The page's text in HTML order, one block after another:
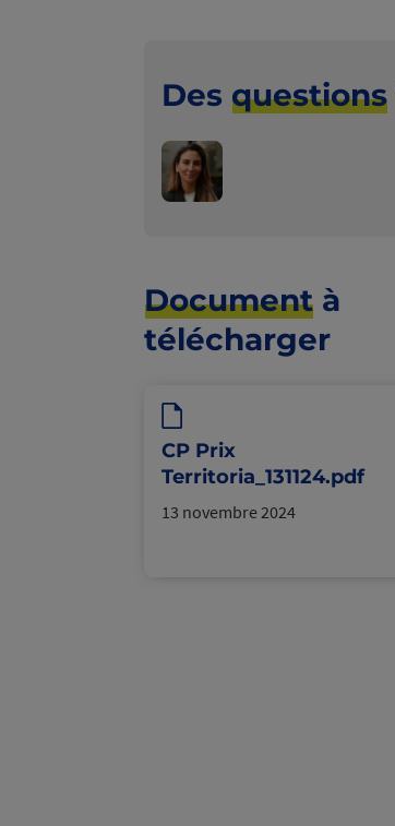
Des questions
Joanne
Benhaim
Document à
télécharger
CP Prix
Territoria_131124.pdf
13 novembre 2024